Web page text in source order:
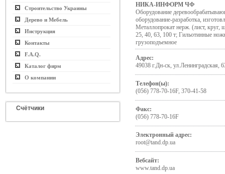
Строительство Украины
Дерево и Мебель
Инструкция
Контакты
F.A.Q.
Каталог фирм
О компании
Счётчики
НИКА-ИНФОРМ ЧФ
Оборудование
оборудование-разработка,
Металлопрокат нерж. (лист, круг,
25, 40, 63, 100 т; Гильотинные
грузоподъемное
Адрес:
49038 г.Дн-ск, ул.Ленинградская,
Телефон(ы):
(056) 778-70-16F, 370-41-58
Факс:
(056) 778-70-16F
Электронный адрес:
root@tand.dp.ua
Вебсайт:
www.tand.dp.ua